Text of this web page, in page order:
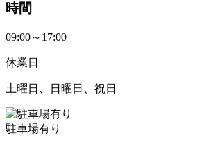
時間
09:00～17:00
休業日
土曜日、日曜日、祝日
駐車場有り